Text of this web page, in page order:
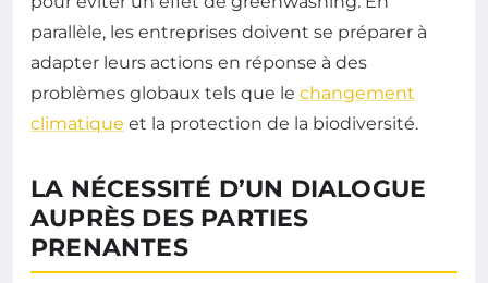
parallèle, les entreprises doivent se préparer à
adapter leurs actions en réponse à des
problèmes globaux tels que le changement
climatique et la protection de la biodiversité.
LA NÉCESSITÉ D’UN DIALOGUE
AUPRÈS DES PARTIES
PRENANTES